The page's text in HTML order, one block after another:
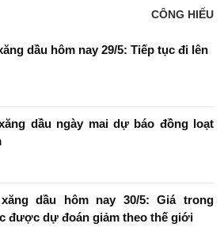
CÔNG HIẾU
dầu hôm nay 29/5: Tiếp tục đi lên
dầu ngày mai dự báo đồng loạt
dầu hôm nay 30/5: Giá trong
được dự đoán giảm theo thế giới